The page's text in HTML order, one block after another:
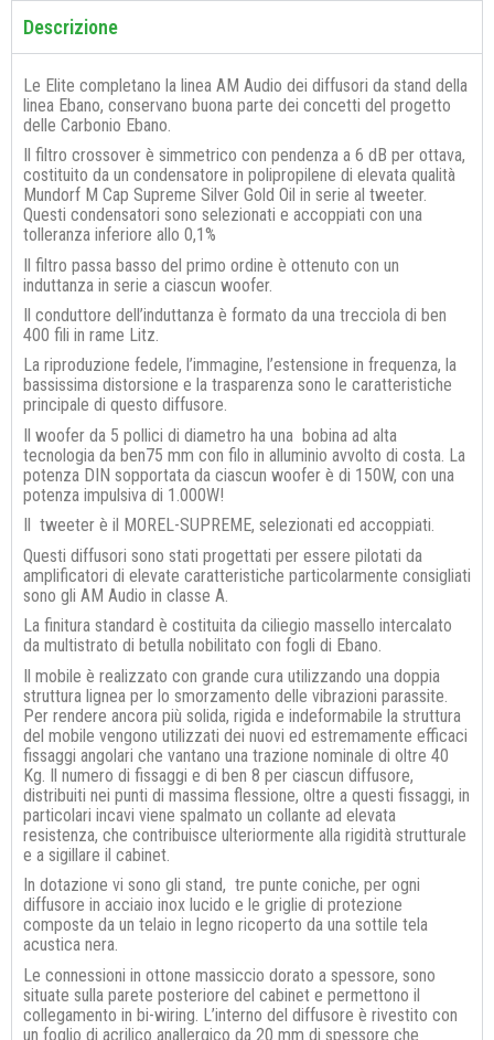
Descrizione
Le Elite completano la linea AM Audio dei diffusori da stand della
linea Ebano, conservano buona parte dei concetti del progetto
delle Carbonio Ebano.
Il filtro crossover è simmetrico con pendenza a 6 dB per ottava,
costituito da un condensatore in polipropilene di elevata qualità
Mundorf M Cap Supreme Silver Gold Oil in serie al tweeter.
Questi condensatori sono selezionati e accoppiati con una
tolleranza inferiore allo 0,1%
Il filtro passa basso del primo ordine è ottenuto con un
induttanza in serie a ciascun woofer.
Il conduttore dell’induttanza è formato da una trecciola di ben
400 fili in rame Litz.
La riproduzione fedele, l’immagine, l’estensione in frequenza, la
bassissima distorsione e la trasparenza sono le caratteristiche
principale di questo diffusore.
Il woofer da 5 pollici di diametro ha una bobina ad alta
tecnologia da ben75 mm con filo in alluminio avvolto di costa. La
potenza DIN sopportata da ciascun woofer è di 150W, con una
potenza impulsiva di 1.000W!
Il tweeter è il MOREL-SUPREME, selezionati ed accoppiati.
Questi diffusori sono stati progettati per essere pilotati da
amplificatori di elevate caratteristiche particolarmente consigliati
sono gli AM Audio in classe A.
La finitura standard è costituita da ciliegio massello intercalato
da multistrato di betulla nobilitato con fogli di Ebano.
Il mobile è realizzato con grande cura utilizzando una doppia
struttura lignea per lo smorzamento delle vibrazioni parassite.
Per rendere ancora più solida, rigida e indeformabile la struttura
del mobile vengono utilizzati dei nuovi ed estremamente efficaci
fissaggi angolari che vantano una trazione nominale di oltre 40
Kg. Il numero di fissaggi e di ben 8 per ciascun diffusore,
distribuiti nei punti di massima flessione, oltre a questi fissaggi, in
particolari incavi viene spalmato un collante ad elevata
resistenza, che contribuisce ulteriormente alla rigidità strutturale
e a sigillare il cabinet.
In dotazione vi sono gli stand, tre punte coniche, per ogni
diffusore in acciaio inox lucido e le griglie di protezione
composte da un telaio in legno ricoperto da una sottile tela
acustica nera.
Le connessioni in ottone massiccio dorato a spessore, sono
situate sulla parete posteriore del cabinet e permettono il
collegamento in bi-wiring. L’interno del diffusore è rivestito con
un foglio di acrilico anallergico da 20 mm di spessore che